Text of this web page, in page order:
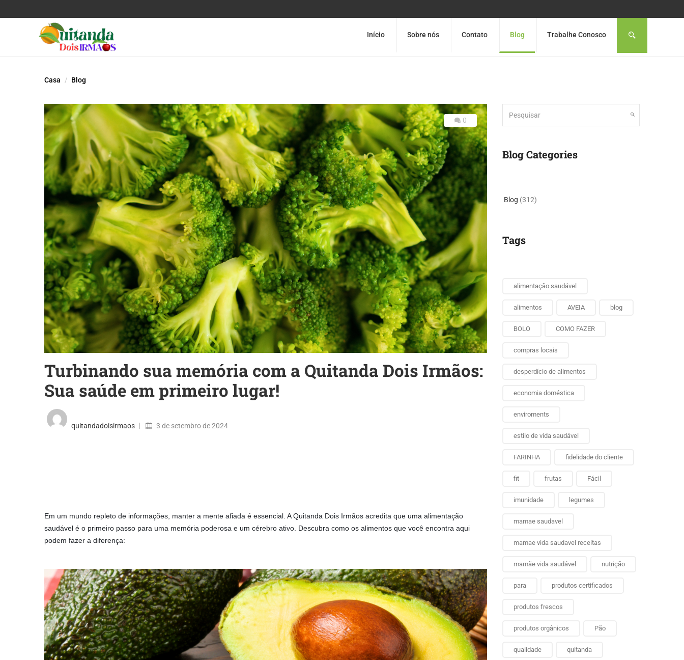
Início Sobre nós Contato Blog Trabalhe Conosco
Casa Blog
0
Turbinando sua memória com a Quitanda Dois Irmãos:
Sua saúde em primeiro lugar!
quitandadoisirmaos 3 de setembro de 2024
Em um mundo repleto de informações, manter a mente afiada é essencial. A Quitanda Dois Irmãos acredita que uma alimentação
saudável é o primeiro passo para uma memória poderosa e um cérebro ativo. Descubra como os alimentos que você encontra aqui
podem fazer a diferença:
Blog Categories
Blog (312)
Tags
alimentação saudável
alimentos AVEIA blog
BOLO COMO FAZER
compras locais
desperdício de alimentos
economia doméstica
enviroments
estilo de vida saudável
FARINHA fidelidade do cliente
fit frutas Fácil
imunidade legumes
mamae saudavel
mamae vida saudavel receitas
mamãe vida saudável nutrição
para produtos certificados
produtos frescos
produtos orgânicos Pão
qualidade quitanda